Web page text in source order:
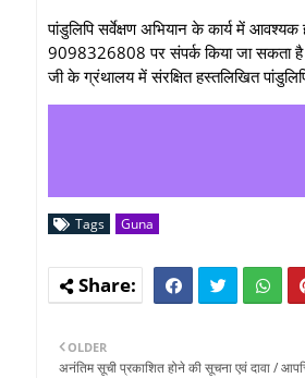
पांडुलिपि सर्वेक्षण अभियान के कार्य में
9098326808 पर संपर्क किया जा सकता है।
जी के ग्रंथालय में संरक्ष‍ित हस्‍तलिखित
Tags Guna
OLDER
अनंतिम सूची प्रकाशित होने की सूचना एवं दावा /